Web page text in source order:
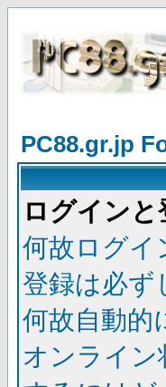
PC88.gr.jp
ログイン
何故ログイ
登録は必ず
何故自動的
オンライ